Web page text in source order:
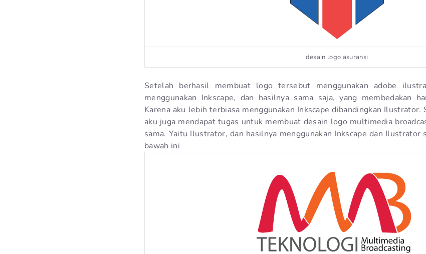
desain logo asuransi
Setelah berhasil membuat logo tersebut menggunakan adobe
menggunakan Inkscape, dan hasilnya sama saja, yang membedakan
Karena aku lebih terbiasa menggunakan Inkscape dibandingkan Ilustrator.
aku juga mendapat tugas untuk membuat desain logo multimedia
sama. Yaitu Ilustrator, dan hasilnya menggunakan Inkscape dan Ilustrator
bawah ini